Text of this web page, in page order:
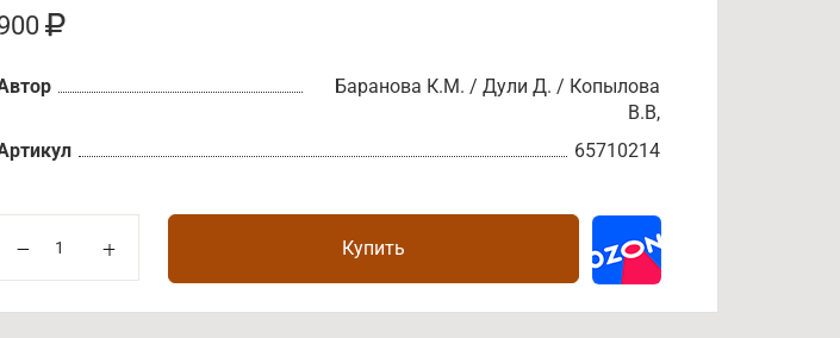
Баранова К.М. / Дули Д. / Копылова
В.В,
65710214
Купить